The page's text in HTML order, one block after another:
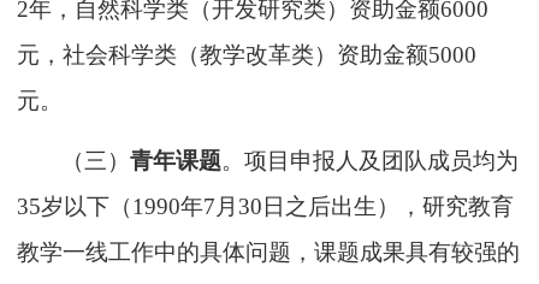
2年，自然科学类 （开发研究类） 资助金额6000
元，社会科学类 （教学改革类） 资助金额5000
元。
（三）青年课题。项目申报人及团队成员均为
35岁 以下 （1990年7 月 30日 之后出生） ，研究教育
教学一线工作中的具体问题，课题成果具有较强的